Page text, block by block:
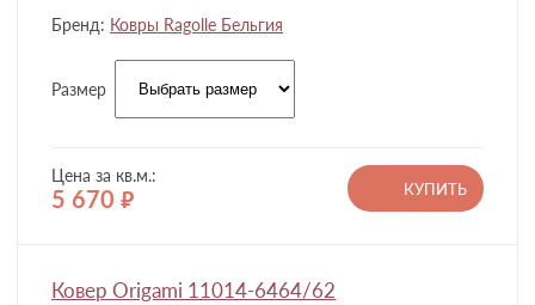
Бренд: Ковры Ragolle Бельгия
Размер
Цена за кв.м.:
5 670 руб.
КУПИТЬ
Ковер Origami 11014-6464/62